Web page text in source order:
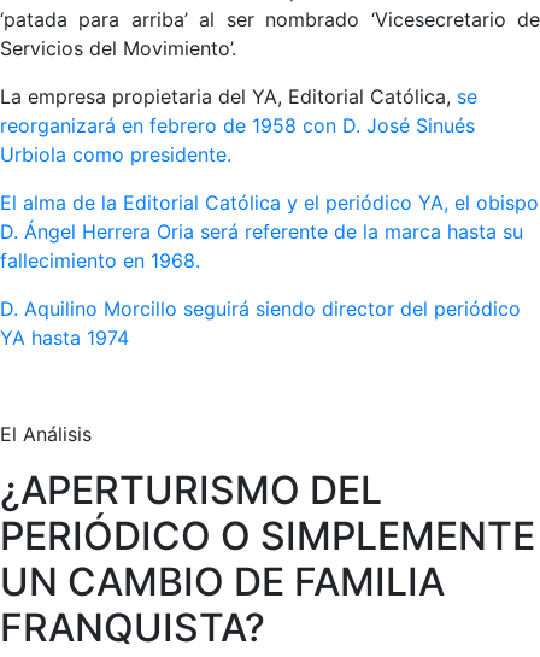
‘patada para arriba’ al ser nombrado ‘Vicesecretario de
Servicios del Movimiento’.
La empresa propietaria del YA, Editorial Católica, se
reorganizará en febrero de 1958 con D. José Sinués
Urbiola como presidente.
El alma de la Editorial Católica y el periódico YA, el obispo
D. Ángel Herrera Oria será referente de la marca hasta su
fallecimiento en 1968.
D. Aquilino Morcillo seguirá siendo director del periódico
YA hasta 1974
El Análisis
¿APERTURISMO DEL
PERIÓDICO O SIMPLEMENTE
UN CAMBIO DE FAMILIA
FRANQUISTA?